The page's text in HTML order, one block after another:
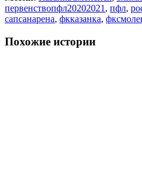
первенствопфл20202021 , пфл,
сапсанарена, фкказанка,
Похожие истории